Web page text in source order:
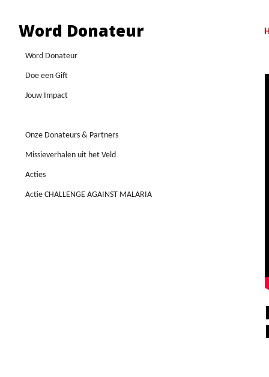
Word Donateur
Word Donateur
Doe een Gift
Jouw Impact
Onze Donateurs & Partners
Missieverhalen uit het Veld
Acties
Actie CHALLENGE AGAINST MALARIA